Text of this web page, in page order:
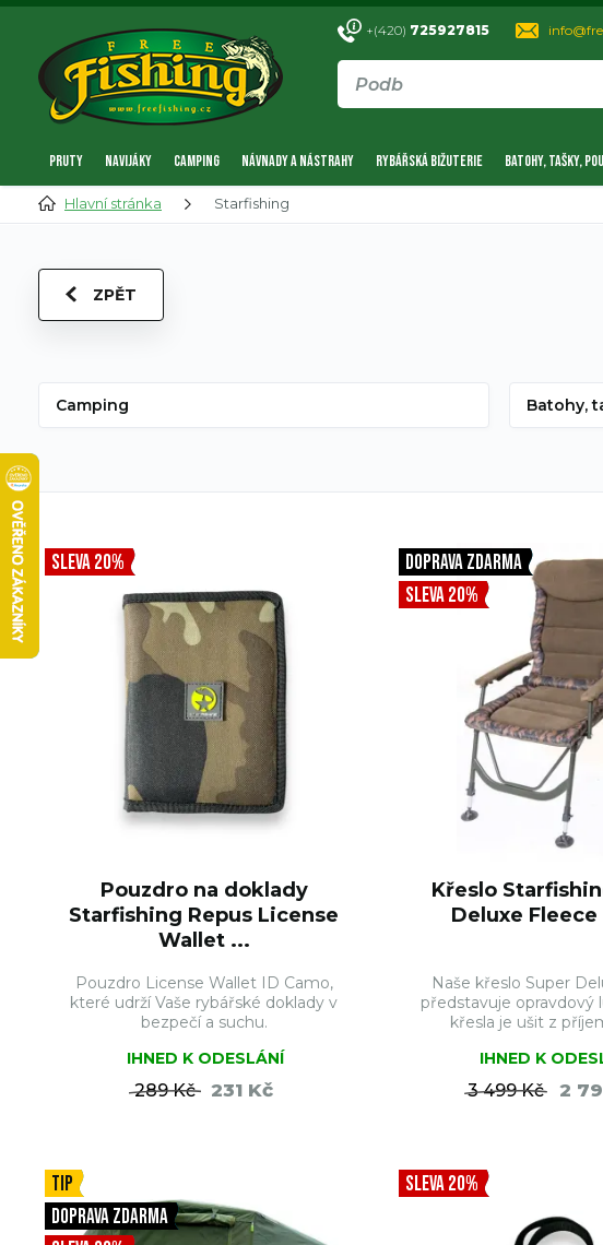
+(420) 725927815
PRUTY NAVIJÁKY CAMPING NÁVNADY A NÁSTRAHY RYBÁŘSKÁ BIŽUTERIE BATOHY, TAŠKY,
Hlavní stránka Starfishing
ZPĚT
Camping Batohy,
SLEVA 20%
Pouzdro na doklady
Starfishing Repus License
Wallet ...
Pouzdro License Wallet ID Camo,
které udrží Vaše rybářské doklady v
bezpečí a suchu.
IHNED K ODESLÁNÍ
289 Kč 231 Kč
DOPRAVA ZDARMA
SLEVA 20%
Křeslo
Deluxe Fleece
Naše křeslo Super
představuje opravdový
křesla je ušit z
IHNED K
3 499 Kč 2
TIP
DOPRAVA ZDARMA
SLEVA 20%